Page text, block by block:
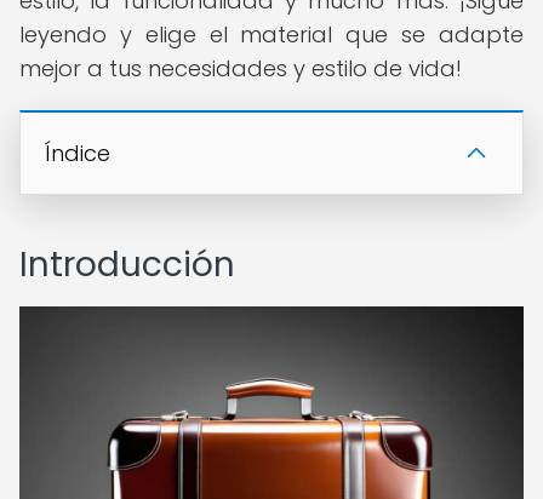
leyendo y elige el material que se adapte
mejor a tus necesidades y estilo de vida!
Índice
Introducción